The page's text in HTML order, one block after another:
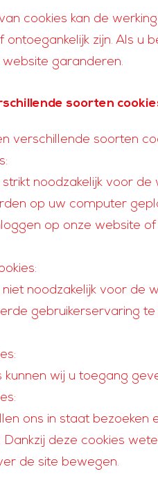
cookies kan de
ontoegankelijk zijn. Als u
garanderen.
soorten
verschillende soorten
strikt noodzakelijk voor
op uw computer
op onze website
niet noodzakelijk voor
gebruikerservaring te
kunnen wij u toegang
ons in staat
deze cookies
de site bewegen.